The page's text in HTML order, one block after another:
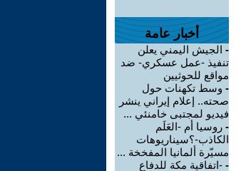
أخبار عامة
- الجيش اليمني يعلن
تنفيذ -عمل عسكري- ضد
مواقع للحوثيين
- وسط تكهنات حول
صحته.. إعلام إيراني ينشر
فيديو لمجتبى خامنئي ...
- روسيا أم -العَلَم
الكاذب-؟سيناريوهات
مسيّرة ألمانيا المفخخة ...
- -اتفاقية مكة للدفاع